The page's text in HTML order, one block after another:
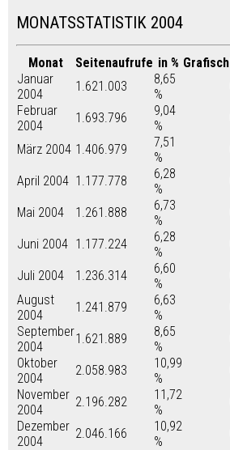
MONATSSTATISTIK 2004
Monat Seitenaufrufe in % Grafisch
Januar
2004
1.621.003
8,65
%
Februar
2004
1.693.796
9,04
%
März 2004 1.406.979
7,51
%
April 2004 1.177.778
6,28
%
Mai 2004
1.261.888
6,73
%
Juni 2004 1.177.224
6,28
%
Juli 2004
1.236.314
6,60
%
August
2004
1.241.879
6,63
%
September
2004
1.621.889
8,65
%
Oktober
2004
2.058.983
10,99
%
November
2004
2.196.282
11,72
%
Dezember
2004
2.046.166
10,92
%